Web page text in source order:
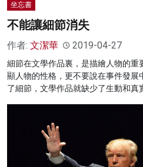
坐忘書
不能讓細節消失
作者: 文潔華 2019-04-27
細節在文學作品裏，是描繪人物的
顯人物的性格，更不要說在事件發
了細節，文學作品就缺少了生動和真